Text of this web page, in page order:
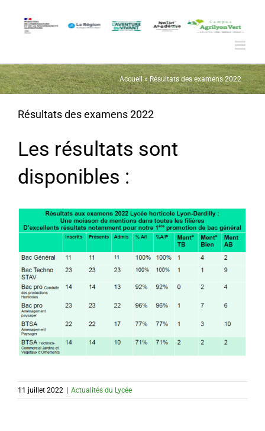
contenu
Accueil»Résultats des examens 2022
Résultats des examens 2022
Les résultats sont
disponibles :
11 juillet 2022 | Actualités du Lycée